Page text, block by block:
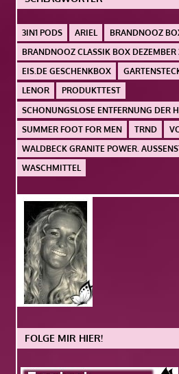
3IN1 PODS ARIEL
BRANDNOOZ
BRANDNOOZ CLASSIK BOX DEZEMBER
EIS.DE GESCHENKBOX
LENOR
PRODUKTTEST
SCHONUNGSLOSE ENTFERNUNG DER
SUMMER FOOT FOR MEN
TRND
WALDBECK GRANITE POWER.
WASCHMITTEL
FOLGE MIR HIER!